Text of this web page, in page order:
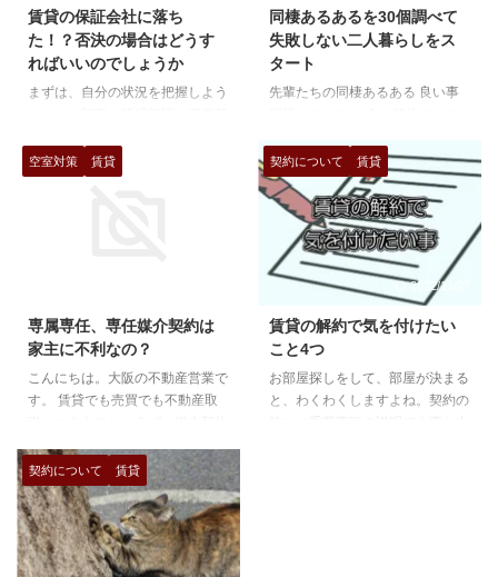
賃貸の保証会社に落ち
た！？否決の場合はどうす
ればいいのでしょうか
まずは、自分の状況を把握しよう
社には大きく３の審査形態がある
と推測されます。本当は部屋探し
測ですが、CICの情報なども照会
していると思われる為、過去に信
販系の事故滞納がある場合は審査
に通りにくい傾向があります。
携帯の分割支払い、ローンの支払
は、審査が通りにくいでしょ ...
同棲あるあるを30個調べて
失敗しない二人暮らしをス
タート
先輩たちの同棲あるある 良い事
いっても二人で一つの賃貸でいい
のでかなり節約をすることができ
ます。ひとりで暮らすことを思う
と、その一人分の家賃を全て別の
ことで使うことが出来るのです。
それはとてもいいですね。光熱費
等は、半分にできるしそのことで
貯金をすることができました。先
に結婚を考えている場合は、絶対
同棲をして、節約をするほうがい
いと思っています。すると、かな
り貯金をすることができるので将
空室対策 賃貸
専属専任、専任媒介契約は
家主に不利なの？
こんにちは。大阪の不動産営業で
す。 賃貸でも売買でも不動産取
さんというのは、どこの不動産屋
に任せるのか。という所で一般、
専任、専属専任契約という言葉を
よく耳にするのではないでしょう
か？ ここでは、その媒介契約に
契約について 賃貸
2022/11/27
賃貸の解約で気を付けたい
こと4つ
お部屋探しをして、部屋が決まる
と、わくわくしますよね。契約の
契約について 賃貸